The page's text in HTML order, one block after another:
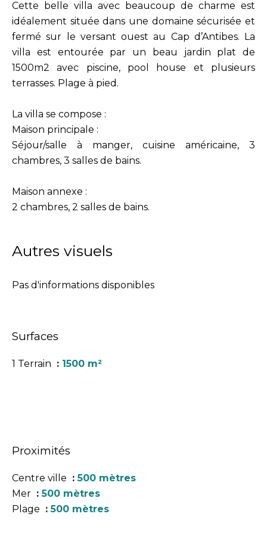
Cette belle villa avec beaucoup de charme est
idéalement située dans une domaine sécurisée et
fermé sur le versant ouest au Cap d’Antibes. La
villa est entourée par un beau jardin plat de
1500m2 avec piscine, pool house et plusieurs
terrasses. Plage à pied.
La villa se compose :
Maison principale :
Séjour/salle à manger, cuisine américaine, 3
chambres, 3 salles de bains.
Maison annexe :
2 chambres, 2 salles de bains.
Autres visuels
Pas d'informations disponibles
Surfaces
1 Terrain 1500 m²
Proximités
Centre ville
500 mètres
Mer
500 mètres
Plage
500 mètres